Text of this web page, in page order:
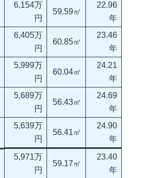
6,154万
円
59.59㎡
22.96
年
6,405万
円
60.85㎡
23.46
年
5,999万
円
60.04㎡
24.21
年
5,689万
円
56.43㎡
24.69
年
5,639万
円
56.41㎡
24.90
年
5,971万
円
59.17㎡
23.40
年